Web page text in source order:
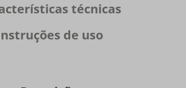
técnicas
de uso